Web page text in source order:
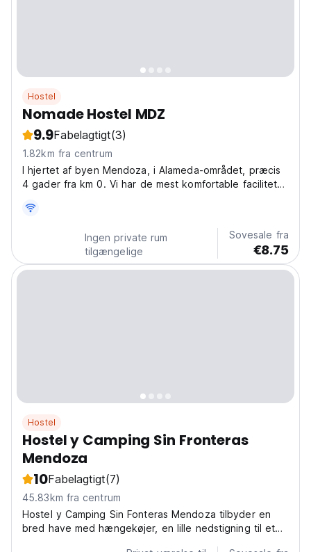
Hostel
Nomade Hostel MDZ
9.9Fabelagtigt(3)
1.82km fra centrum
I hjertet af byen Mendoza, i Alameda-området, præcis
4 gader fra km 0. Vi har de mest komfortable faciliteter
mindeværdigt.
Ingen private rum
tilgængelige
Sovesale fra
€8.75
Hostel
Hostel y Camping Sin Fronteras
Mendoza
10Fabelagtigt(7)
45.83km fra centrum
Hostel y Camping Sin Fonteras Mendoza tilbyder en
bred have med hængekøjer, en lille nedstigning til et